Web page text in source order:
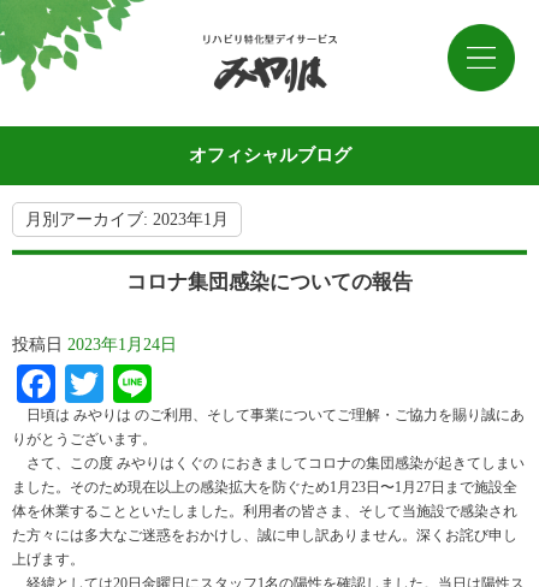
オフィシャルブログ
月別アーカイブ: 2023年1月
コロナ集団感染についての報告
投稿日 2023年1月24日
Facebook
Twitter
日頃は みやりは のご利用、そして事業についてご理解・ご協力を賜り誠にあ
りがとうございます。
さて、この度 みやりはくぐの におきましてコロナの集団感染が起きてしまい
ました。そのため現在以上の感染拡大を防ぐため1月23日〜1月27日まで施設全
体を休業することといたしました。利用者の皆さま、そして当施設で感染され
た方々には多大なご迷惑をおかけし、誠に申し訳ありません。深くお詫び申し
上げます。
経緯としては20日金曜日にスタッフ1名の陽性を確認しました。当日は陽性ス